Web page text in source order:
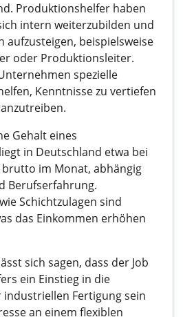
Produktionshelfer haben
intern weiterzubilden und
aufzusteigen, beispielsweise
oder Produktionsleiter.
spezielle
Kenntnisse zu vertiefen
Gehalt eines
in Deutschland etwa bei
brutto im Monat, abhängig
Berufserfahrung.
Schichtzulagen sind
das Einkommen erhöhen
sich sagen, dass der Job
ein Einstieg in die
Fertigung sein
an einem flexiblen